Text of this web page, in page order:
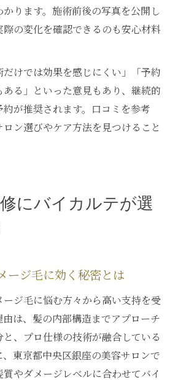
ります。施術前後の写真を公開し
の変化を確認できるのも安心材料
けでは効果を感じにくい」「予約
る」といった意見もあり、継続的
が推奨されます。口コミを参考
ン選びやケア方法を見つけること
にバイカルテが選
ージ毛に効く秘密とは
ジ毛に悩む方々から高い支持を受
は、髪の内部構造までアプローチ
、プロ仕様の技術が融合している
東京都中央区銀座の美容サロンで
やダメージレベルに合わせてバイ